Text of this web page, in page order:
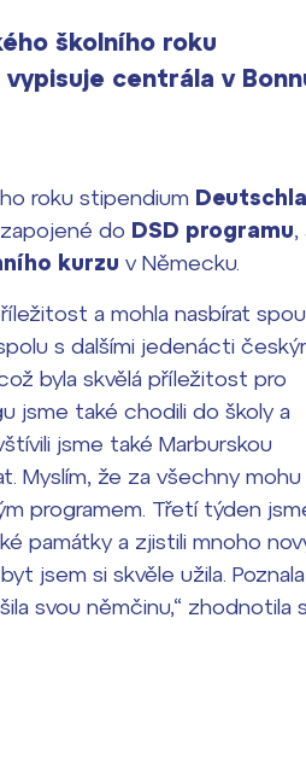
školního roku
centrála v
roku stipendium
do DSD programu,
kurzu v Německu.
a mohla nasbírat
s dalšími jedenácti
byla skvělá příležitost pro
jsme také chodili do školy a
jsme také Marburskou
Myslím, že za všechny mohu
programem. Třetí týden
památky a zjistili mnoho
jsem si skvěle užila. Poznala
svou němčinu,“ zhodnotila